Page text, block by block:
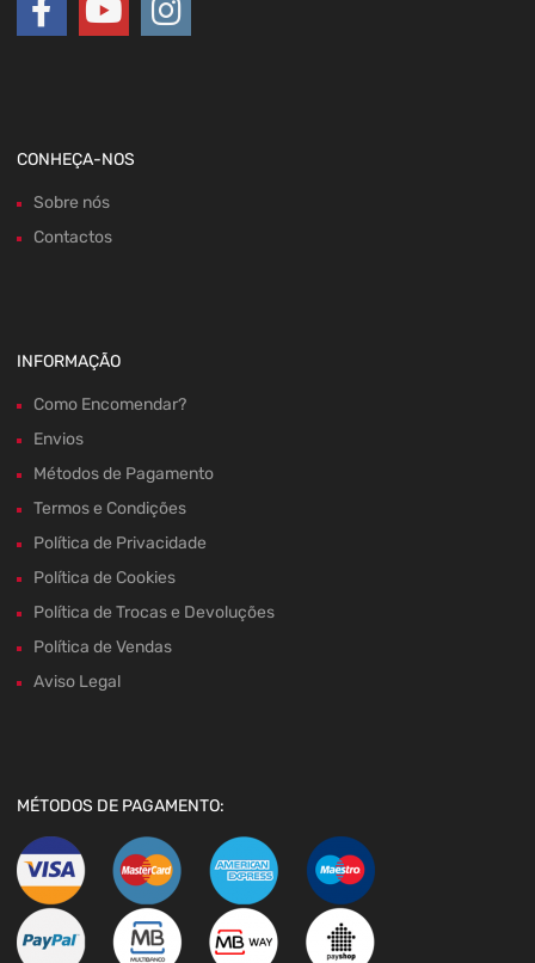
CONHEÇA-NOS
Sobre nós
Contactos
INFORMAÇÃO
Como Encomendar?
Envios
Métodos de Pagamento
Termos e Condições
Política de Privacidade
Política de Cookies
Política de Trocas e Devoluções
Política de Vendas
Aviso Legal
MÉTODOS DE PAGAMENTO: